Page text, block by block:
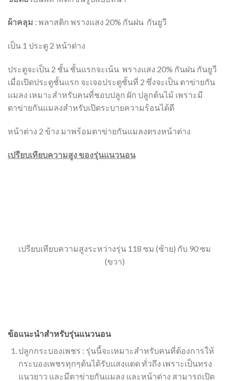
ผ้าคลุม : พลาสติก พรางแสง 20% กันฝน กันยูวี
เป็น 1 ประตู 2 หน้าต่าง
ประตูจะเป็น 2 ชั้น ชั้นแรกจะเน้น พรางแสง 20% กันฝน กันยูวี
เมื่อเปิดประตูชั้นแรก จะเจอประตูชั้นที่ 2 ซึ่งจะเป็น ตาข่ายกัน
แมลง เหมาะสำหรับคนที่ชอบปลูก ผัก ปลูกต้นไม้ เพราะมี
ตาข่ายกันแมลงสำหรับเปิดระบายความร้อนได้ดี
หน้าต่าง 2 ข้าง มาพร้อมตาข่ายกันแมลงตรงหน้าต่าง
เปรียบเทียบความสูง ของรุ่นแนวนอน
เปรียบเทียบความสูงระหว่างรุ่น 118 ซม (ซ้าย) กับ 90 ซม
(ขวา)
ข้อแนะนำสำหรับรุ่นแนวนอน
ปลูกกระบองเพชร : รุ่นนี้จะเหมาะสำหรับคนที่ต้องการให้
กระบองเพชรทุกๆต้นได้รับแสงแดด ทั่วถึง เพราะเป็นทรง
แนวยาว และมีตาข่ายกันแมลง และหน้าต่าง สามารถเปิด